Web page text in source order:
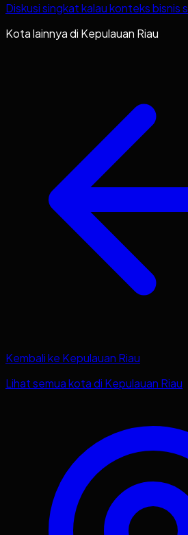
Diskusi singkat kalau konteks bisnis
Kota lainnya di Kepulauan Riau
Kembali ke Kepulauan Riau
Lihat semua kota di Kepulauan Riau